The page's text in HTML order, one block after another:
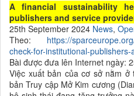
A financial sustainability
publishers and service
25th September 2024 News,
Theo: https://
check-for-institutional-
Bài được đưa lên Internet ngày:
Việc xuất bản của cơ sở nằm ở
bản Truy cập Mở Kim cương